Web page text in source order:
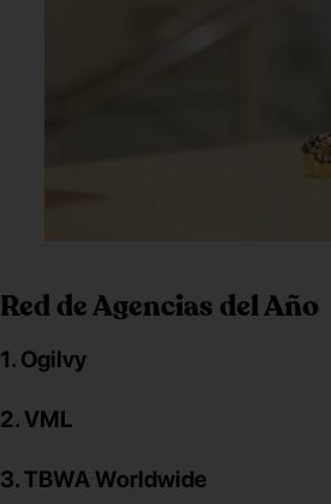
Red de Agencias del Año
1. Ogilvy
2. VML
3. TBWA Worldwide